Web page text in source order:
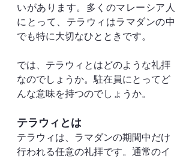
いがあります。多くのマレーシア人
にとって、テラウィはラマダンの中
でも特に大切なひとときです。
では、テラウィとはどのような礼拝
なのでしょうか。駐在員にとってど
んな意味を持つのでしょうか。
テラウィとは
テラウィは、ラマダンの期間中だけ
行われる任意の礼拝です。通常のイ